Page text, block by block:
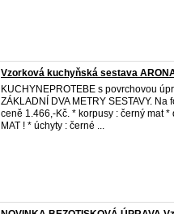
Vzorková kuchyňská sestava
KUCHYNEPROTEBE s povrchovou
ZÁKLADNÍ DVA METRY SESTAVY.
ceně 1.466,-Kč. * korpusy : černý mat *
MAT ! * úchyty : černé ...